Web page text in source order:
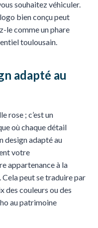
souhaitez véhiculer.
bien conçu peut
le comme un phare
toulousain.
adapté au
rose ; c’est un
où chaque détail
design adapté au
votre
appartenance à la
peut se traduire par
des couleurs ou des
au patrimoine